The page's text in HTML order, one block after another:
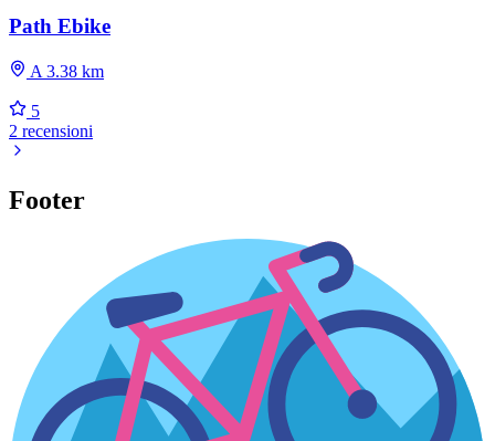
Path Ebike
A 3.38 km
5
2 recensioni
Footer